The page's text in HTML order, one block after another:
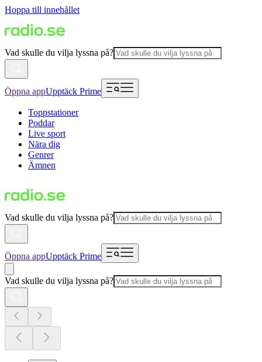
Hoppa till innehållet
Vad skulle du vilja lyssna på?
Öppna appUpptäck Prime
Toppstationer
Poddar
Live sport
Nära dig
Genrer
Ämnen
Vad skulle du vilja lyssna på?
Öppna appUpptäck Prime
Vad skulle du vilja lyssna på?